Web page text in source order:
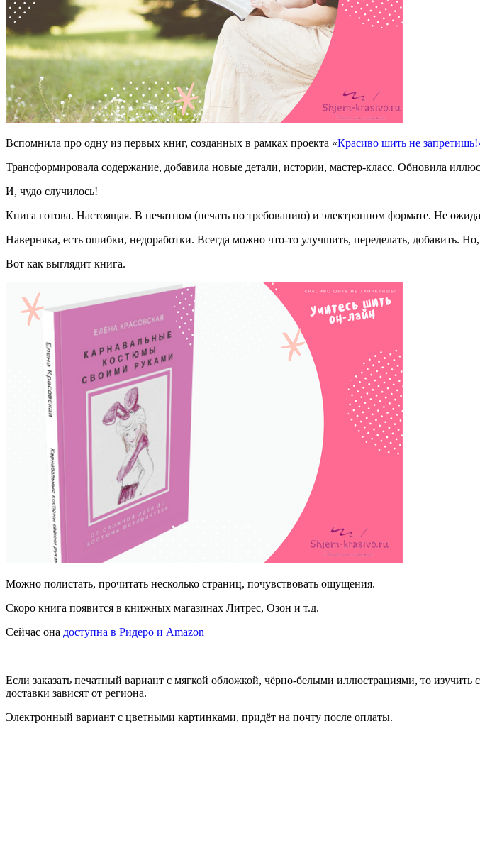
Вспомнила про одну из первых книг, созданных в рамках проекта «Красиво шить не
Трансформировала содержание, добавила новые детали, истории, мастер-класс. Обновила
И, чудо случилось!
Книга готова. Настоящая. В печатном (печать по требованию) и электронном формате. Не
Наверняка, есть ошибки, недоработки. Всегда можно что-то улучшить, переделать, добавить.
Вот как выглядит книга.
Можно полистать, прочитать несколько страниц, почувствовать ощущения.
Скоро книга появится в книжных магазинах Литрес, Озон и т.д.
Сейчас она доступна в Ридеро и Amazon
Если заказать печатный вариант с мягкой обложкой, чёрно-белыми иллюстрациями, то
доставки зависят от региона.
Электронный вариант с цветными картинками, придёт на почту после оплаты.